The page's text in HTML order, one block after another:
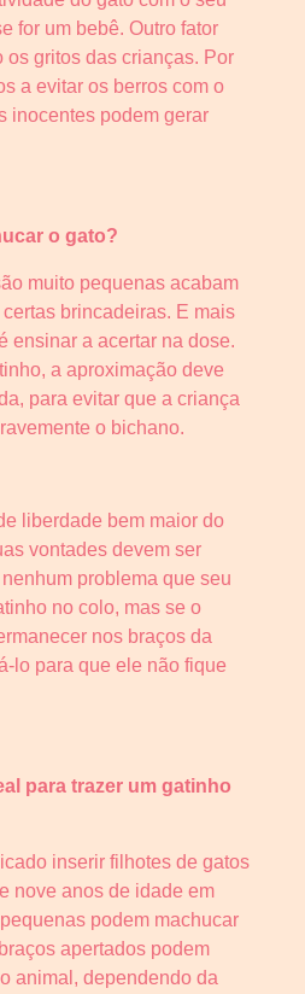
for um bebê. Outro fator
os gritos das crianças. Por
a evitar os berros com o
inocentes podem gerar
o gato?
muito pequenas acabam
certas brincadeiras. E mais
ensinar a acertar na dose.
a aproximação deve
para evitar que a criança
o bichano.
liberdade bem maior do
vontades devem ser
problema que seu
no colo, mas se o
nos braços da
lo para que ele não fique
para trazer um gatinho
inserir filhotes de gatos
nove anos de idade em
podem machucar
apertados podem
animal, dependendo da